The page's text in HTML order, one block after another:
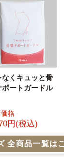
なくキュッと骨
ポートガードル
格
円(税込)
全商品一覧は